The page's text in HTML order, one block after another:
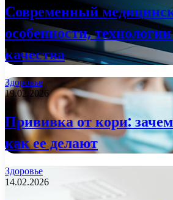
Современный
особенности,
качества
Здоровье
19.02.2026
Прививка от кори:
как ее делают
Здоровье
14.02.2026